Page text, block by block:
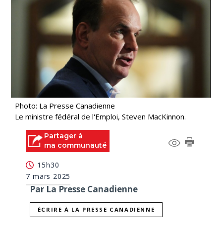
Photo: La Presse Canadienne
Le ministre fédéral de l'Emploi, Steven MacKinnon.
Partager à
ma communauté
15h30
7 mars 2025
Par La Presse Canadienne
ÉCRIRE À LA PRESSE CANADIENNE